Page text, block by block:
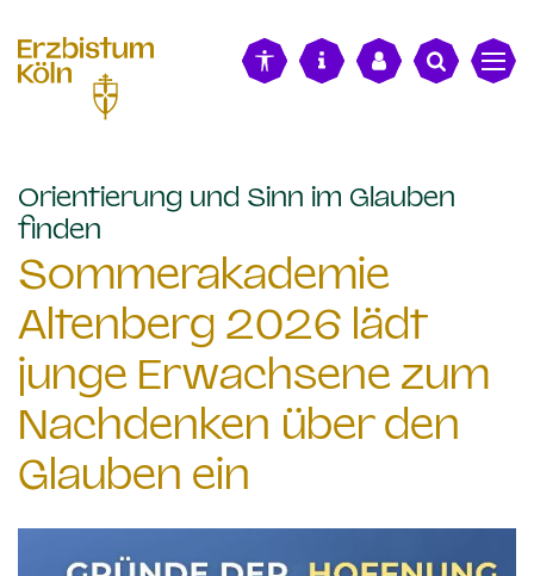
Orientierung und Sinn im Glauben
finden
Sommerakademie
Altenberg 2026 lädt
junge Erwachsene zum
Nachdenken über den
Glauben ein